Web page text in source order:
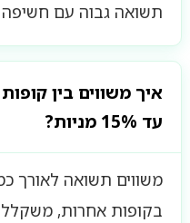
תשואה גבוה עם חשיפה
איך משווים בין
עד 15% מניות?
משווים תשואה לאורך
בקופות אחרות,